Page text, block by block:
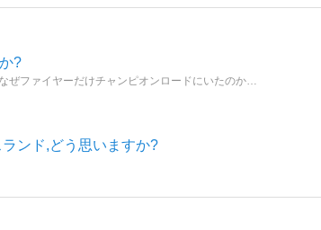
?
初代ポケモンで、サンダーは無人発電所、フリーザーはふたご島にいたのに、なぜファイヤーだけチャンピオンロードにいたのか?多くのトレーナーが抱いたこの疑問。あなたの考えに一番近い説を教えてください。
ンド,どう思いますか?